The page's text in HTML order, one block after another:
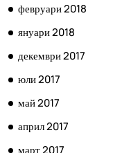
февруари 2018
януари 2018
декември 2017
юли 2017
май 2017
април 2017
март 2017